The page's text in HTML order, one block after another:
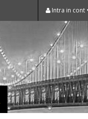
Intra in cont